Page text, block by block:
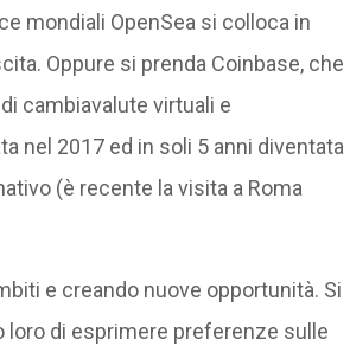
mondiali OpenSea si colloca in
Oppure si prenda Coinbase, che
cambiavalute virtuali e
nel 2017 ed in soli 5 anni diventata
(è recente la visita a Roma
e creando nuove opportunità. Si
di esprimere preferenze sulle